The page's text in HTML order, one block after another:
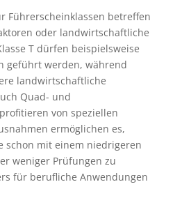
Führerscheinklassen betreffen
oder landwirtschaftliche
T dürfen beispielsweise
geführt werden, während
landwirtschaftliche
Quad- und
von speziellen
ermöglichen es,
schon mit einem niedrigeren
weniger Prüfungen zu
für berufliche Anwendungen